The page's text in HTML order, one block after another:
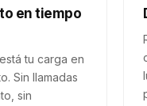
en tiempo
tu carga en
Sin llamadas
sin